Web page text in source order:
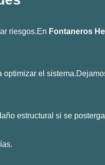
riesgos.En Fontaneros
el
estructural si se